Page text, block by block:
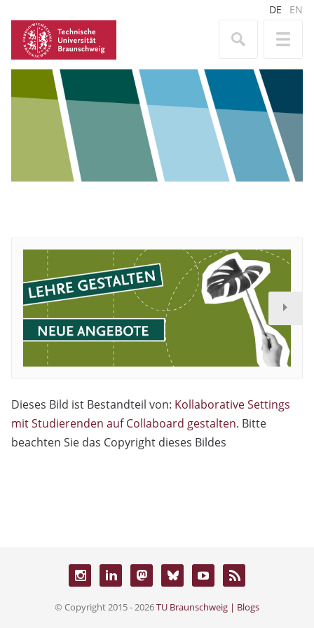
DE EN
Dieses Bild ist Bestandteil von: Kollaborative Settings
mit Studierenden auf Collaboard gestalten. Bitte
beachten Sie das Copyright dieses Bildes
© Copyright 2015 - 2026TU Braunschweig | Blogs